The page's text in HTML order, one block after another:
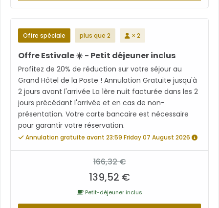
Offre spéciale plus que 2 × 2
Offre Estivale ☀️ - Petit déjeuner inclus
Profitez de 20% de réduction sur votre séjour au
Grand Hôtel de la Poste ! Annulation Gratuite jusqu'à
2 jours avant l'arrivée La 1ère nuit facturée dans les 2
jours précédant l'arrivée et en cas de non-
présentation. Votre carte bancaire est nécessaire
pour garantir votre réservation.
Annulation gratuite avant 23:59 Friday 07 August 2026
166,32 €
139,52 €
Petit-déjeuner inclus